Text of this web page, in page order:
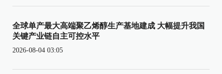
全球单产最大高端聚乙烯醇生产基地建成 大幅提升我国
关键产业链自主可控水平
2026-08-04 03:05